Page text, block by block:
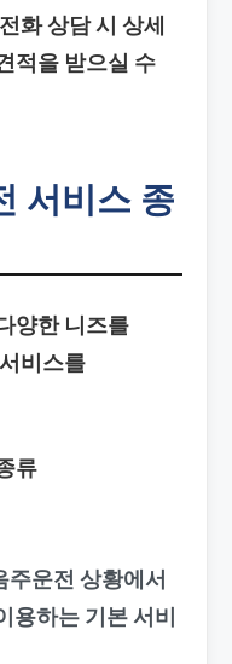
화 상담 시 상세
적을 받으실 수
서비스 종
양한 니즈를
비스를
류
주운전 상황에서
용하는 기본 서비